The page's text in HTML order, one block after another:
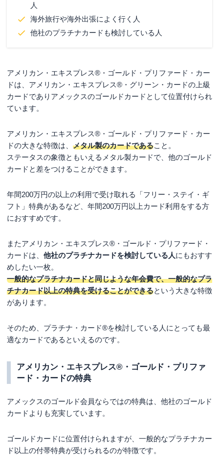
人
海外旅行や海外出張によく行く人
他社のプラチナカードも検討している人
アメリカン・エキスプレス®・ゴールド・プリファード・カー
ドは、アメリカン・エキスプレス®・グリーン・カードの上級
カードでありアメックスのゴールドカードとして位置付けられ
ています。
アメリカン・エキスプレス®・ゴールド・プリファード・カー
ドの大きな特徴は、 メタル製のカードであること。
ステータスの象徴ともいえるメタル製カードで、他のゴールド
カードと差をつけることができます。
年間200万円の以上の利用で受け取れる「フリー・ステイ・ギ
フト」特典があるなど、年間200万円以上カード利用をする方
におすすめです。
またアメリカン・エキスプレス®・ゴールド・プリファード・
カードは、 他社のプラチナカードを検討している人にもおすす
めしたい一枚。
一般的なプラチナカードと同じような年会費で、一般的なプラ
チナカード以上の特典を受けることができるという大きな特徴
があります。
そのため、プラチナ・カード®を検討している人にとっても最
適なカードであるといえるのです。
アメリカン・エキスプレス®・ゴールド・プリファ
ード・カードの特典
アメックスのゴールド会員ならではの特典は、他社のゴールド
カードよりも充実しています。
ゴールドカードに位置付けられますが、一般的なプラチナカー
ド以上の付帯特典が受けられるのが特徴です。